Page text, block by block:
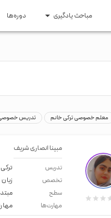
ایتالیایی ترکی
هندی سوئدی
مباحث یادگیری
و مهاجرت
دوره‌ها
معلم خصوصی ترکی خانم تدریس خصوصی
مبینا انصاری شریف
تدریس ترکی
تخصص
سطح
مهارت‌ها